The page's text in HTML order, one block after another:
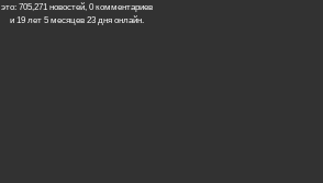
это: 705,271 новостей, 0 комментариев
и 19 лет 5 месяцев 23 дня онлайн.